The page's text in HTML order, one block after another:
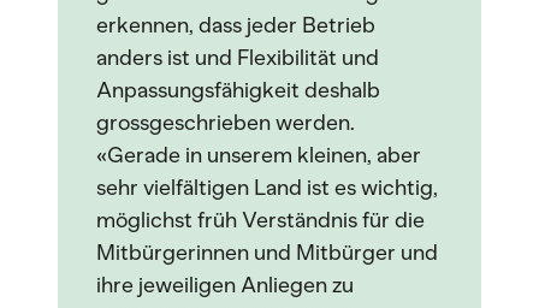
erkennen, dass jeder Betrieb
anders ist und Flexibilität und
Anpassungsfähigkeit deshalb
grossgeschrieben werden.
«Gerade in unserem kleinen, aber
sehr vielfältigen Land ist es wichtig,
möglichst früh Verständnis für die
Mitbürgerinnen und Mitbürger und
ihre jeweiligen Anliegen zu